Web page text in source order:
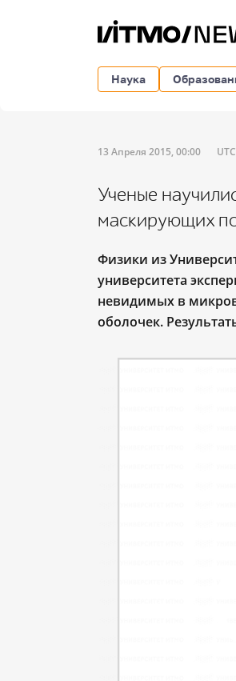
Наука
13 Апреля 2015, 00:00
Ученые
маскирующих
Физики из
университета
невидимых в
оболочек.